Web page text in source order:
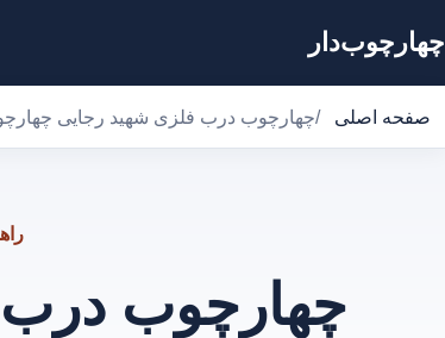
چهارچوب‌دار
صفحه اصلی /چهارچوب درب فلزی شهید رجایی
چهارچوب درب